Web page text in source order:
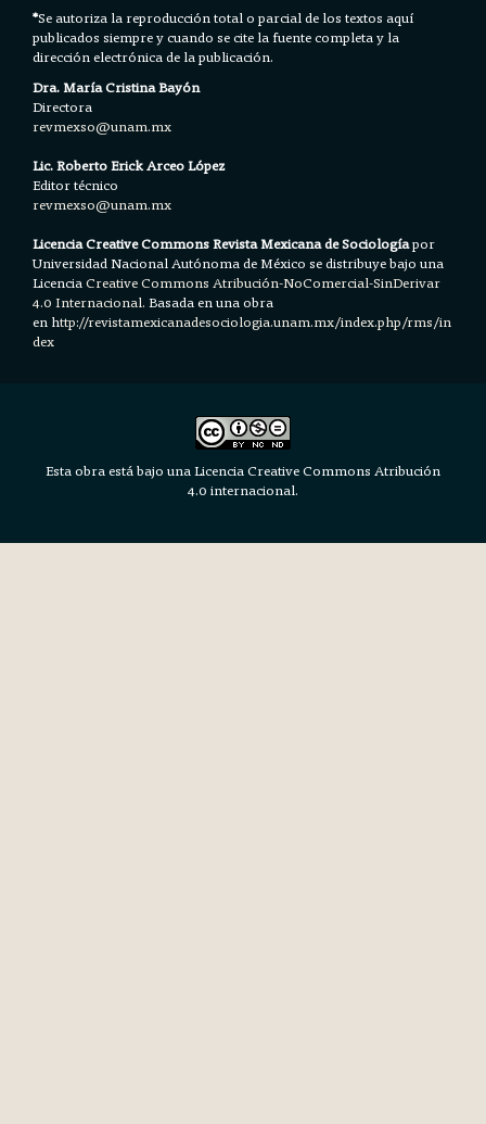
*Se autoriza la reproducción total o parcial de los textos aquí
publicados siempre y cuando se cite la fuente completa y la
dirección electrónica de la publicación.
Dra. María Cristina Bayón
Directora
revmexso@unam.mx
Lic. Roberto Erick Arceo López
Editor técnico
revmexso@unam.mx
Licencia Creative Commons Revista Mexicana de Sociologíapor
Universidad Nacional Autónoma de México se distribuye bajo una
LicenciaCreative Commons Atribución-NoComercial-SinDerivar
4.0 Internacional.Basada en una obra
en http://revistamexicanadesociologia.unam.mx/index.php/rms/in
dex
Esta obra está bajo una Licencia Creative Commons Atribución
4.0 internacional.